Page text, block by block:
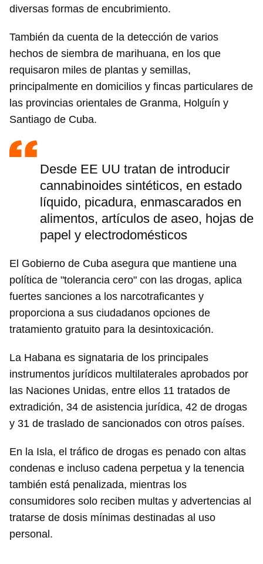
diversas formas de encubrimiento.
También da cuenta de la detección de varios
hechos de siembra de marihuana, en los que
requisaron miles de plantas y semillas,
principalmente en domicilios y fincas particulares de
las provincias orientales de Granma, Holguín y
Santiago de Cuba.
Desde EE UU tratan de introducir
cannabinoides sintéticos, en estado
líquido, picadura, enmascarados en
alimentos, artículos de aseo, hojas de
papel y electrodomésticos
El Gobierno de Cuba asegura que mantiene una
política de "tolerancia cero" con las drogas, aplica
fuertes sanciones a los narcotraficantes y
proporciona a sus ciudadanos opciones de
tratamiento gratuito para la desintoxicación.
La Habana es signataria de los principales
instrumentos jurídicos multilaterales aprobados por
las Naciones Unidas, entre ellos 11 tratados de
extradición, 34 de asistencia jurídica, 42 de drogas
y 31 de traslado de sancionados con otros países.
En la Isla, el tráfico de drogas es penado con altas
condenas e incluso cadena perpetua y la tenencia
también está penalizada, mientras los
consumidores solo reciben multas y advertencias al
tratarse de dosis mínimas destinadas al uso
personal.